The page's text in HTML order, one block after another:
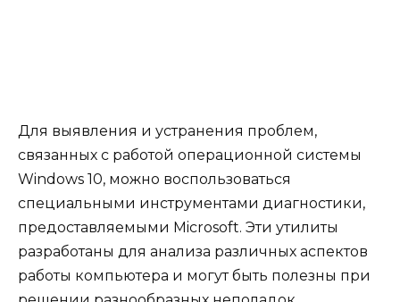
Для выявления и устранения проблем,
связанных с работой операционной системы
Windows 10, можно воспользоваться
специальными инструментами диагностики,
предоставляемыми Microsoft. Эти утилиты
разработаны для анализа различных аспектов
работы компьютера и могут быть полезны при